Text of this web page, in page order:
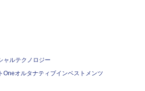
ャルテクノロジー
Oneオルタナティブインベストメンツ